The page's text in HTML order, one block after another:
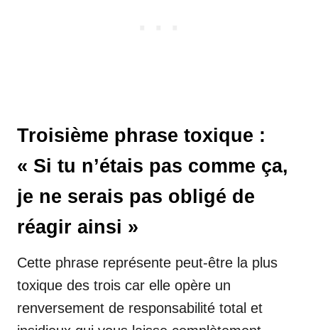
Troisième phrase toxique :
« Si tu n’étais pas comme ça,
je ne serais pas obligé de
réagir ainsi »
Cette phrase représente peut-être la plus
toxique des trois car elle opère un
renversement de responsabilité total et